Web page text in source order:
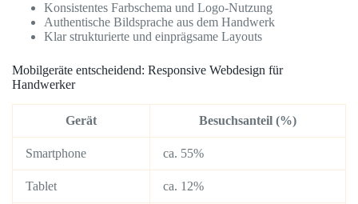
Konsistentes Farbschema und Logo-Nutzung
Authentische Bildsprache aus dem Handwerk
Klar strukturierte und einprägsame Layouts
Mobilgeräte entscheidend: Responsive Webdesign für
Handwerker
Gerät Besuchsanteil (%)
Smartphone ca. 55%
Tablet ca. 12%